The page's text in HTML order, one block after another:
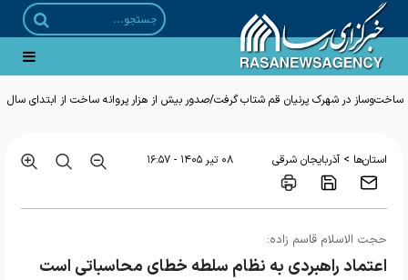
ساخت‌وساز در شهرک پرنیان قم شتاب گرفت/صدور بیش از هزار پروانه ساخت از ابتدای سال
استان‌ها > آذربایجان شرقی ۰۸ تير ۱۴۰۵ - ۱۶:۵۷
حجت الاسلام قاسم زاده:
اعتماد راهبردی به نظام سلطه خطای محاسباتی است